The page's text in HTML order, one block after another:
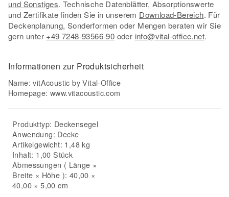
und Sonstiges. Technische Datenblätter, Absorptionswerte
und Zertifikate finden Sie in unserem Download-Bereich. Für
Deckenplanung, Sonderformen oder Mengen beraten wir Sie
gern unter +49 7248-93566-90 oder info@vital-office.net.
Informationen zur Produktsicherheit
Name: vitAcoustic by Vital-Office
Homepage:www.vitacoustic.com
Produkttyp: Deckensegel
Anwendung: Decke
Artikelgewicht: 1,48 kg
Inhalt: 1,00 Stück
Abmessungen ( Länge ×
Breite × Höhe ): 40,00 ×
40,00 × 5,00 cm